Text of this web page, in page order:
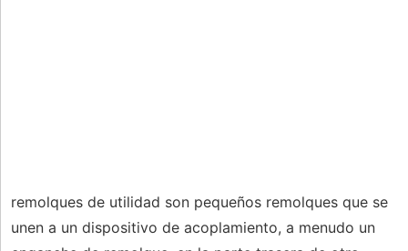
remolques de utilidad son pequeños remolques que se
unen a un dispositivo de acoplamiento, a menudo un